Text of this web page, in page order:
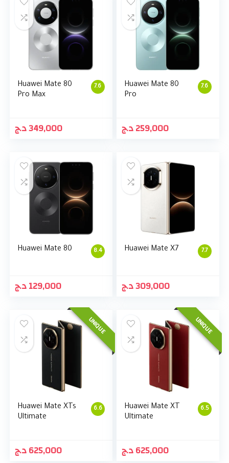
7.6
Huawei Mate 80
Pro Max
349,000د.ج
7.6
Huawei Mate 80
Pro
259,000د.ج
8.4
Huawei Mate 80
129,000د.ج
7.7
Huawei Mate X7
309,000د.ج
UNIQUE
6.6
Huawei Mate XTs
Ultimate
625,000د.ج
UNIQUE
6.5
Huawei Mate XT
Ultimate
625,000د.ج